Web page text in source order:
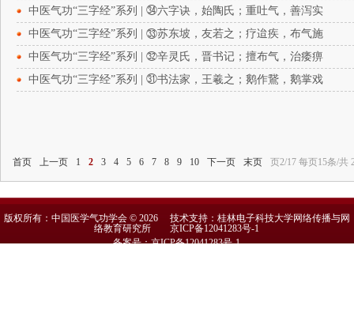
中医气功“三字经”系列 | ㉞六字诀，始陶氏；重吐气，善泻实
中医气功“三字经”系列 | ㉝苏东坡，友若之；疗迨疾，布气施
中医气功“三字经”系列 | ㉜辛灵氏，晋书记；擅布气，治痿痹
中医气功“三字经”系列 | ㉛书法家，王羲之；鹅作鵞，鹅掌戏
首页 上一页 1 2 3 4 5 6 7 8 9 10 下一页 末页 页2/17 每页15条/共
版权所有：中国医学气功学会 © 2026 技术支持：桂林电子科技大学网络传播与网
络教育研究所京ICP备12041283号-1
备案号：京ICP备12041283号-1